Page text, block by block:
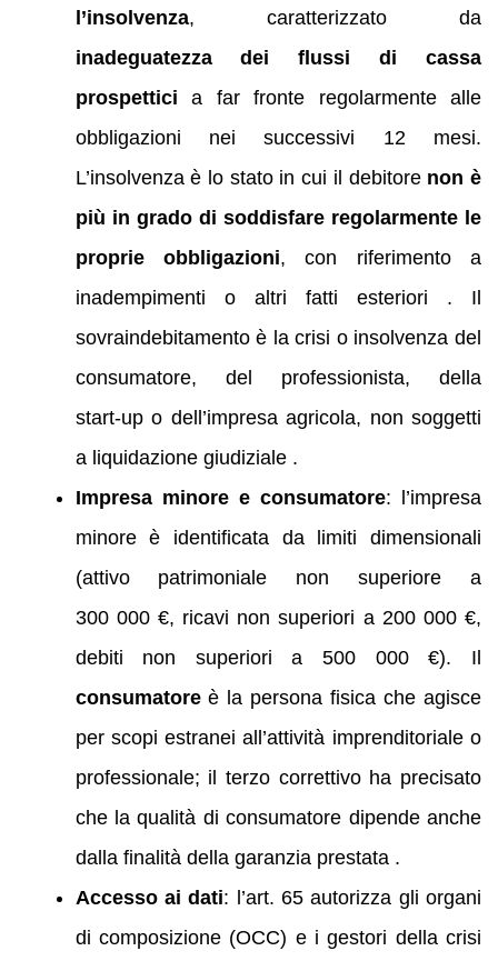
l’insolvenza, caratterizzato da
inadeguatezza dei flussi di cassa
prospettici a far fronte regolarmente alle
obbligazioni nei successivi 12 mesi.
L’insolvenza è lo stato in cui il debitore non è
più in grado di soddisfare regolarmente le
proprie obbligazioni, con riferimento a
inadempimenti o altri fatti esteriori . Il
sovraindebitamento è la crisi o insolvenza del
consumatore, del professionista, della
start‑up o dell’impresa agricola, non soggetti
a liquidazione giudiziale .
Impresa minore e consumatore: l’impresa
minore è identificata da limiti dimensionali
(attivo patrimoniale non superiore a
300 000 €, ricavi non superiori a 200 000 €,
debiti non superiori a 500 000 €). Il
consumatoreè la persona fisica che agisce
per scopi estranei all’attività imprenditoriale o
professionale; il terzo correttivo ha precisato
che la qualità di consumatore dipende anche
dalla finalità della garanzia prestata .
Accesso ai dati: l’art. 65 autorizza gli organi
di composizione (OCC) e i gestori della crisi